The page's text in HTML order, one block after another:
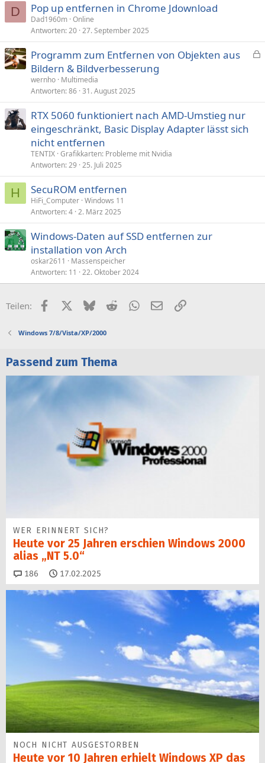
D Pop up entfernen in Chrome Jdownload
Dad1960m Online
Antworten 20 27. September 2025
e
Programm zum Entfernen von Objekten aus
Bildern & Bildverbesserung
wernho Multimedia
Antworten 86 31. August 2025
RTX 5060 funktioniert nach AMD-Umstieg nur
eingeschränkt, Basic Display Adapter lässt sich
nicht entfernen
TENTIX Grafikkarten: Probleme mit Nvidia
Antworten 29 25. Juli 2025
H SecuROM entfernen
HiFi_Computer Windows 11
Antworten 4 2. März 2025
Windows-Daten auf SSD entfernen zur
installation von Arch
oskar2611
Massenspeicher
Antworten 11 22. Oktober 2024
Teilen: FacebookX (Twitter)
BlueskyRedditWhatsApp
E-MailLink
Windows 7/8/Vista/XP/2000
Passend zum Thema
WER ERINNERT SICH?
Heute vor 25 Jahren erschien Windows 2000
alias „NT 5.0“
186 Kommentare
17.02.2025
NOCH NICHT AUSGESTORBEN
Heute vor 10 Jahren erhielt Windows XP das